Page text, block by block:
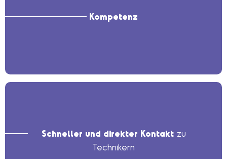
Kompetenz
Schneller und direkter Kontaktzu
Technikern